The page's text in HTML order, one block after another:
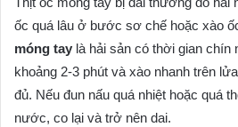
ốc quá lâu ở bước sơ chế hoặc xào
móng tay là hải sản có thời gian chín
khoảng 2-3 phút và xào nhanh trên
đủ. Nếu đun nấu quá nhiệt hoặc quá
nước, co lại và trở nên dai.